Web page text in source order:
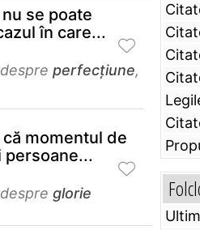
se poate
în care...
perfecţiune,
momentul de
persoane...
glorie